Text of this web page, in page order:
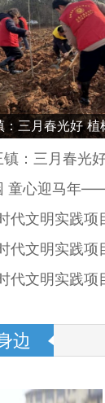
：三月春光好 植
：三月春光
迎马年——二郎口镇
文明实践项目
文明实践项目
文明实践项目
边